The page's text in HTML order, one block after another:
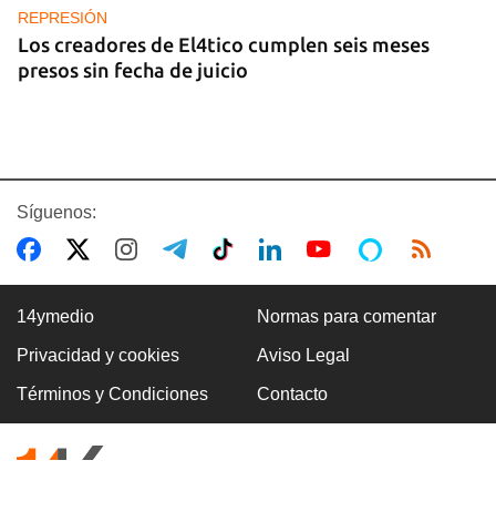
REPRESIÓN
Los creadores de El4tico cumplen seis meses
presos sin fecha de juicio
BANCARIZACIÓN
La ausencia de un mercado de divisas operativo
explica la escasez de efectivo en moneda
Síguenos:
14ymedio Normas para comentar
Privacidad y cookies Aviso Legal
Términos y Condiciones Contacto